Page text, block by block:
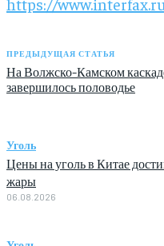
ПРЕДЫДУЩАЯ СТАТЬЯ
На Волжско-Камском
завершилось половодье
Уголь
Цены на уголь в Китае
жары
06.08.2026